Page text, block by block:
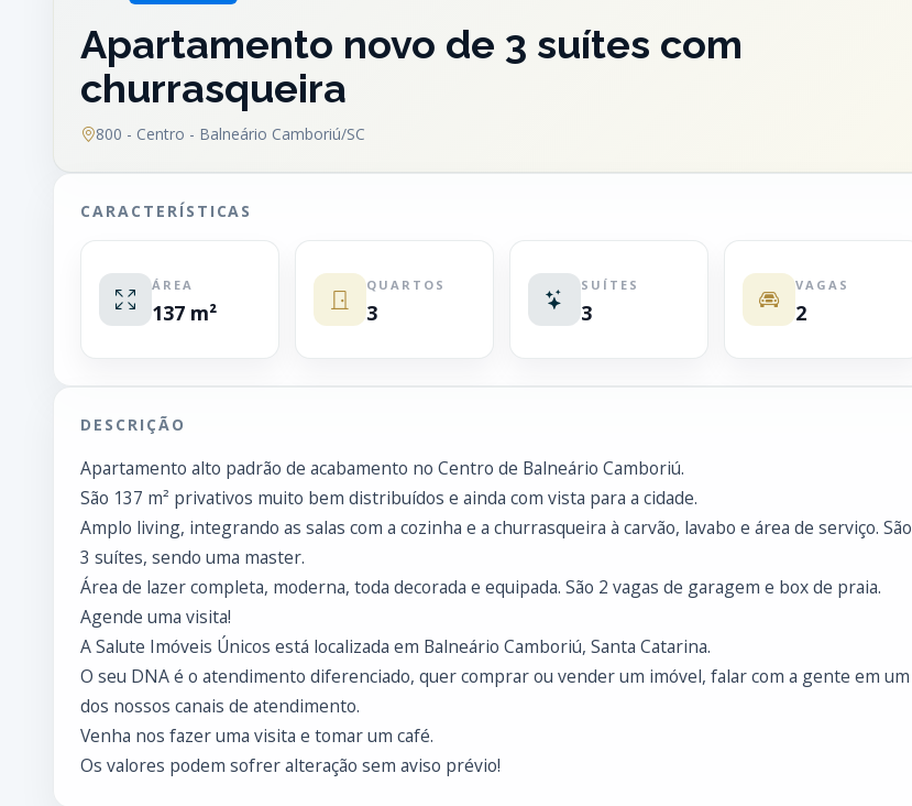
Apartamento novo de 3 suítes com
churrasqueira
800 - Centro - Balneário Camboriú/SC
CARACTERÍSTICAS
ÁREA
137 m²
QUARTOS
3
SUÍTES
3
VAGAS
2
DESCRIÇÃO
Apartamento alto padrão de acabamento no Centro de Balneário Camboriú.
São 137 m² privativos muito bem distribuídos e ainda com vista para a cidade.
Amplo living, integrando as salas com a cozinha e a churrasqueira à carvão, lavabo e área de serviço. São
3 suítes, sendo uma master.
Área de lazer completa, moderna, toda decorada e equipada. São 2 vagas de garagem e box de praia.
Agende uma visita!
A Salute Imóveis Únicos está localizada em Balneário Camboriú, Santa Catarina.
O seu DNA é o atendimento diferenciado, quer comprar ou vender um imóvel, falar com a gente em um
dos nossos canais de atendimento.
Venha nos fazer uma visita e tomar um café.
Os valores podem sofrer alteração sem aviso prévio!